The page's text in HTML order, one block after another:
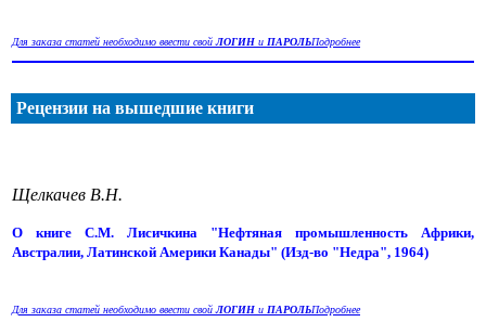
Для заказа статей необходимо ввести свойЛОГИН и ПАРОЛЬПодробнее
Рецензии на вышедшие книги
Щелкачев В.Н.
О книге С.М. Лисичкина "Нефтяная промышленность Африки,
Австралии, Латинской Америки Канады" (Изд-во "Недра", 1964)
Для заказа статей необходимо ввести свойЛОГИН и ПАРОЛЬПодробнее